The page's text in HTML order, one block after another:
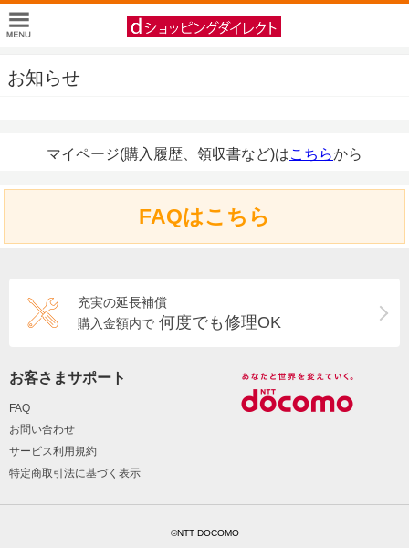
お知らせ
マイページ(購入履歴、領収書など)はこちらから
FAQはこちら
充実の延長補償
購入金額内で 何度でも修理OK
お客さまサポート
FAQ
お問い合わせ
サービス利用規約
特定商取引法に基づく表示
©NTT DOCOMO